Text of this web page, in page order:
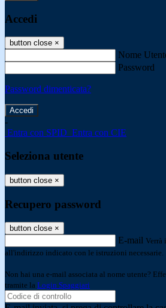
Accedi
button close ×
Nome
Password
Password dimenticata?
-
Entra con SPID Entra con CIE
Seleziona utente
button close ×
Recupero password
button close ×
E-mail Verrà
all'indirizzo indicato con le istruzioni necessarie.
Non hai una e-mail associata al nome utente?
tramite la Login Spaggiari